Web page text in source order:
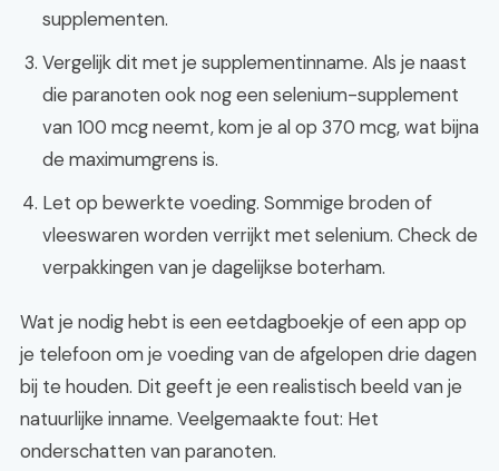
supplementen.
Vergelijk dit met je supplementinname. Als je naast
die paranoten ook nog een selenium-supplement
van 100 mcg neemt, kom je al op 370 mcg, wat bijna
de maximumgrens is.
Let op bewerkte voeding. Sommige broden of
vleeswaren worden verrijkt met selenium. Check de
verpakkingen van je dagelijkse boterham.
Wat je nodig hebt is een eetdagboekje of een app op
je telefoon om je voeding van de afgelopen drie dagen
bij te houden. Dit geeft je een realistisch beeld van je
natuurlijke inname. Veelgemaakte fout: Het
onderschatten van paranoten.